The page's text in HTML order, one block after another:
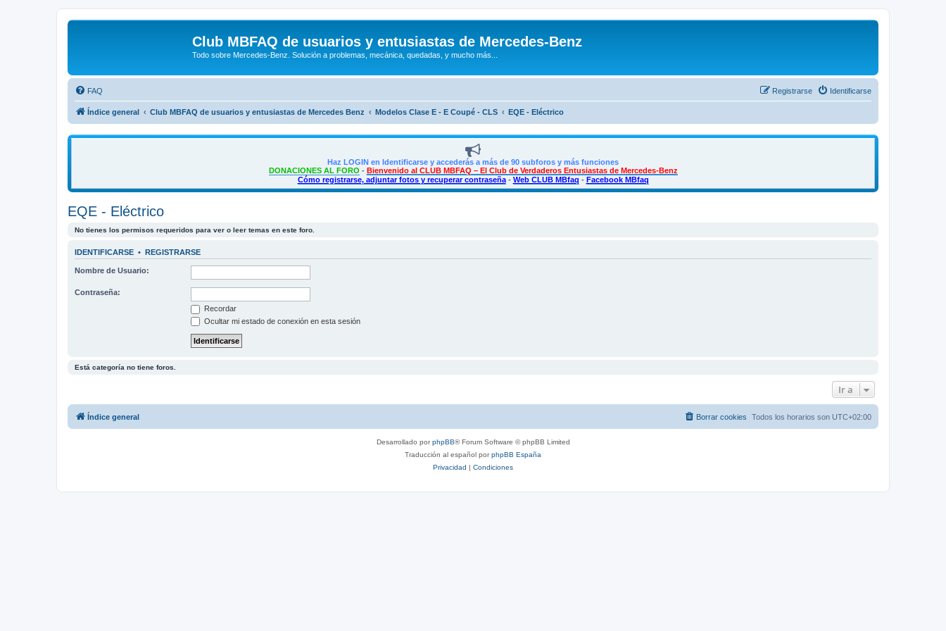
Club MBFAQ de usuarios y entusiastas de Mercedes-Benz
Todo sobre Mercedes-Benz. Solución a problemas, mecánica, quedadas, y mucho más...
FAQ Identificarse
Registrarse
Índice general Club MBFAQ de usuarios y entusiastas de Mercedes Benz Modelos Clase E - E Coupé - CLS EQE - Eléctrico
Haz LOGIN en Identificarse y accederás a más de 90 subforos y más funciones
DONACIONES AL FORO - Bienvenido al CLUB MBFAQ – El Club de Verdaderos Entusiastas de Mercedes-Benz
Cómo registrarse, adjuntar fotos y recuperar contraseña- Web CLUB MBfaq - Facebook MBfaq
EQE - Eléctrico
No tienes los permisos requeridos para ver o leer temas en este foro.
IDENTIFICARSE • REGISTRARSE
Nombre de Usuario:
Contraseña:
Recordar
Ocultar mi estado de conexión en esta sesión
Está categoría no tiene foros.
Ir a
Índice general Todos los horarios son UTC+02:00
Borrar cookies
Desarrollado porphpBB® Forum Software © phpBB Limited
Traducción al español porphpBB España
Privacidad | Condiciones